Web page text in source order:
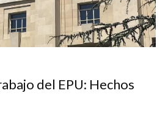
del EPU: Hechos